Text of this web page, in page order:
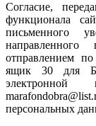
Согласие,
функционала
письменного
отправлением
ящик 30 для
персональных